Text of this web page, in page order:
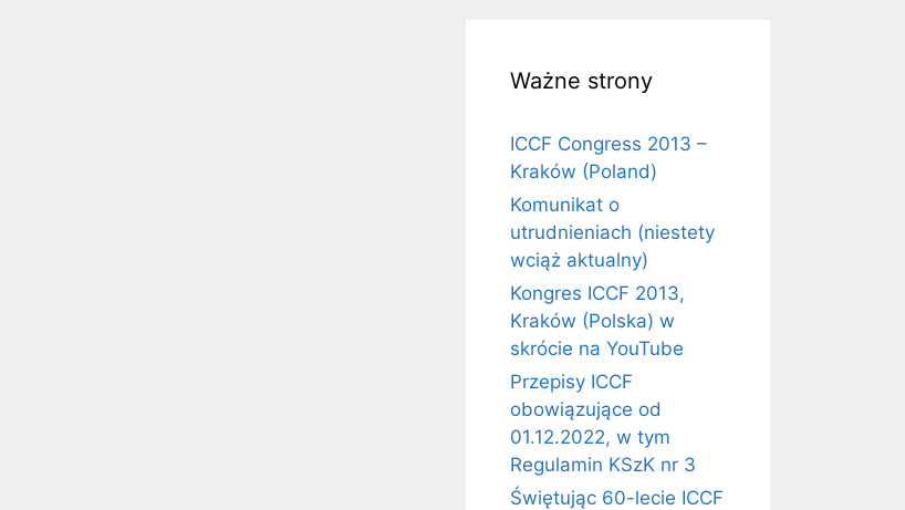
Ważne strony
ICCF Congress 2013 –
Kraków (Poland)
Komunikat o
utrudnieniach (niestety
wciąż aktualny)
Kongres ICCF 2013,
Kraków (Polska) w
skrócie na YouTube
Przepisy ICCF
obowiązujące od
01.12.2022, w tym
Regulamin KSzK nr 3
Świętując 60-lecie ICCF